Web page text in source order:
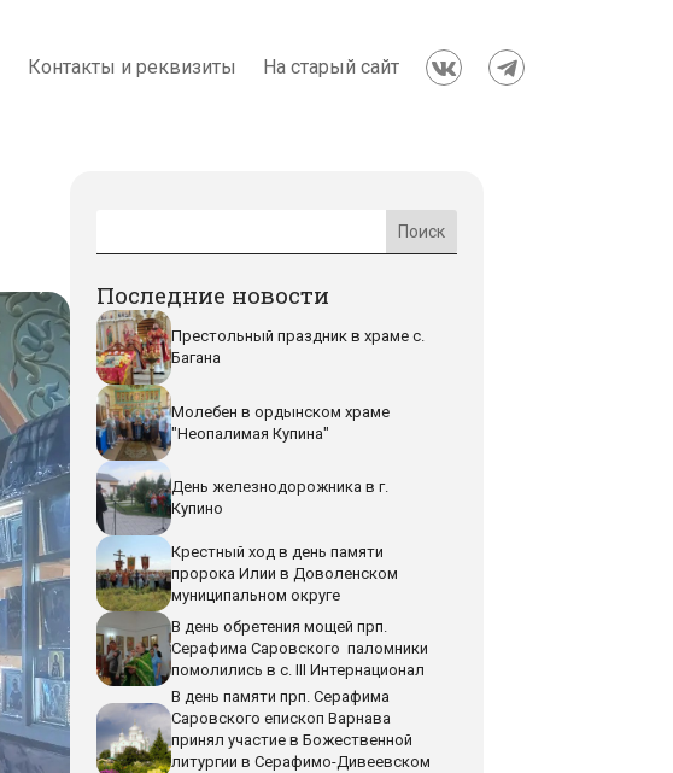
Контакты и реквизиты На старый сайт  
Последние новости
Престольный праздник в храме с.
Багана
Молебен в ордынском храме
"Неопалимая Купина"
День железнодорожника в г.
Купино
Крестный ход в день памяти
пророка Илии в Доволенском
муниципальном округе
В день обретения мощей прп.
Серафима Саровского паломники
помолились в с. III Интернационал
В день памяти прп. Серафима
Саровского епископ Варнава
принял участие в Божественной
литургии в Серафимо-Дивеевском